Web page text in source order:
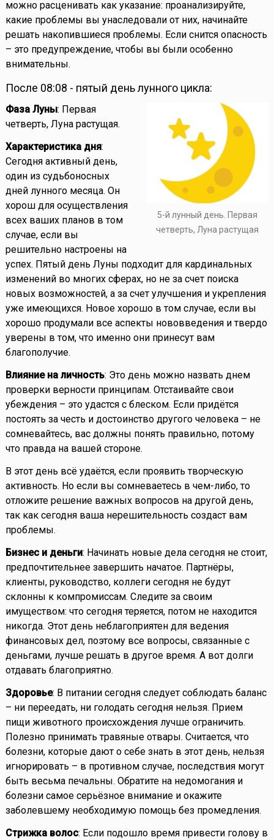
можно расценивать как указание: проанализируйте,
какие проблемы вы унаследовали от них, начинайте
решать накопившиеся проблемы. Если снится опасность
– это предупреждение, чтобы вы были особенно
внимательны.
После 08:08 - пятый день лунного цикла:
5-й лунный день. Первая
четверть, Луна растущая
Фаза Луны: Первая
четверть, Луна растущая.
Характеристика дня:
Сегодня активный день,
один из судьбоносных
дней лунного месяца. Он
хорош для осуществления
всех ваших планов в том
случае, если вы
решительно настроены на
успех. Пятый день Луны подходит для кардинальных
изменений во многих сферах, но не за счет поиска
новых возможностей, а за счет улучшения и укрепления
уже имеющихся. Новое хорошо в том случае, если вы
хорошо продумали все аспекты нововведения и твердо
уверены в том, что именно они принесут вам
благополучие.
Влияние на личность: Это день можно назвать днем
проверки верности принципам. Отстаивайте свои
убеждения – это удастся с блеском. Если придётся
постоять за честь и достоинство другого человека – не
сомневайтесь, вас должны понять правильно, потому
что правда на вашей стороне.
В этот день всё удаётся, если проявить творческую
активность. Но если вы сомневаетесь в чем-либо, то
отложите решение важных вопросов на другой день,
так как сегодня ваша нерешительность создаст вам
проблемы.
Бизнес и деньги: Начинать новые дела сегодня не стоит,
предпочтительнее завершить начатое. Партнёры,
клиенты, руководство, коллеги сегодня не будут
склонны к компромиссам. Следите за своим
имуществом: что сегодня теряется, потом не находится
никогда. Этот день неблагоприятен для ведения
финансовых дел, поэтому все вопросы, связанные с
деньгами, лучше решать в другое время. А вот долги
отдавать благоприятно.
Здоровье: В питании сегодня следует соблюдать баланс
– ни переедать, ни голодать сегодня нельзя. Прием
пищи животного происхождения лучше ограничить.
Полезно принимать травяные отвары. Считается, что
болезни, которые дают о себе знать в этот день, нельзя
игнорировать – в противном случае, последствия могут
быть весьма печальны. Обратите на недомогания и
болезни самое серьёзное внимание и окажите
заболевшему необходимую помощь без промедления.
Стрижка волос: Если подошло время привести голову в